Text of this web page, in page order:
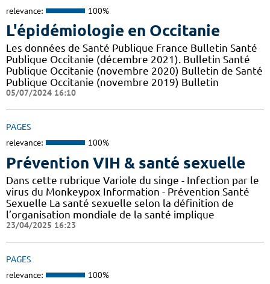
relevance: 100%
L'épidémiologie en Occitanie
Les données de Santé Publique France Bulletin Santé
Publique Occitanie (décembre 2021). Bulletin Santé
Publique Occitanie (novembre 2020) Bulletin de Santé
Publique Occitanie (novembre 2019) Bulletin
05/07/2024 16:10
PAGES
relevance: 100%
Prévention VIH & santé sexuelle
Dans cette rubrique Variole du singe - Infection par le
virus du Monkeypox Information - Prévention Santé
Sexuelle La santé sexuelle selon la définition de
l’organisation mondiale de la santé implique
23/04/2025 16:23
PAGES
relevance: 100%